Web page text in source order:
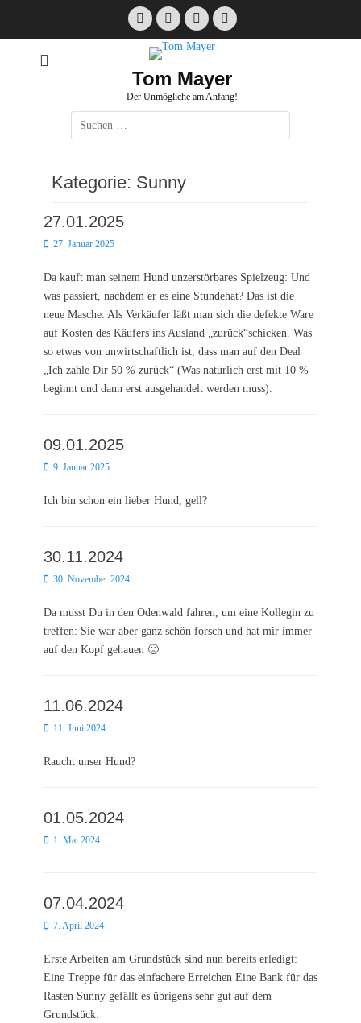
Facebook
E-
Mail
InstagramWebsite
Tom Mayer
Der Unmögliche am Anfang!
Suche
nach:
Kategorie: Sunny
27.01.2025
Posted
27. Januar 2025
Da kauft man seinem Hund unzerstörbares Spielzeug: Und
was passiert, nachdem er es eine Stundehat? Das ist die
neue Masche: Als Verkäufer läßt man sich die defekte Ware
auf Kosten des Käufers ins Ausland „zurück“schicken. Was
so etwas von unwirtschaftlich ist, dass man auf den Deal
„Ich zahle Dir 50 % zurück“ (Was natürlich erst mit 10 %
beginnt und dann erst ausgehandelt werden muss).
09.01.2025
Posted
9. Januar 2025
Ich bin schon ein lieber Hund, gell?
30.11.2024
Posted
30. November 2024
Da musst Du in den Odenwald fahren, um eine Kollegin zu
treffen: Sie war aber ganz schön forsch und hat mir immer
auf den Kopf gehauen 🙁
11.06.2024
Posted
11. Juni 2024
Raucht unser Hund?
01.05.2024
Posted
1. Mai 2024
07.04.2024
Posted
7. April 2024
Erste Arbeiten am Grundstück sind nun bereits erledigt:
Eine Treppe für das einfachere Erreichen Eine Bank für das
Rasten Sunny gefällt es übrigens sehr gut auf dem
Grundstück: